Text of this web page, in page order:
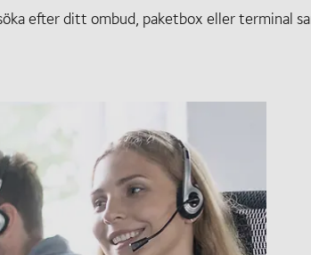
efter ditt ombud, paketbox eller terminal